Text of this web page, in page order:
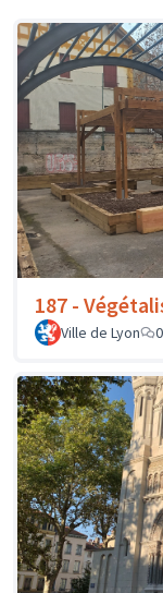
187 -
Ville de Lyon
0